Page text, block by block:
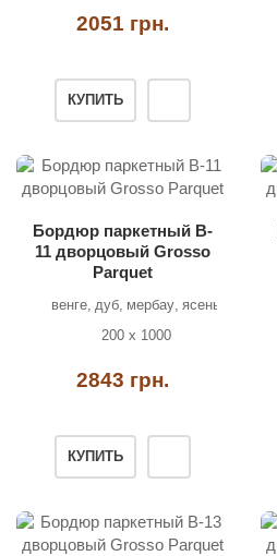
2051 грн.
КУПИТЬ
Бордюр паркетный B-
11 дворцовый Grosso
Parquet
венге дуб мербау ясень
200 х 1000
2843 грн.
КУПИТЬ